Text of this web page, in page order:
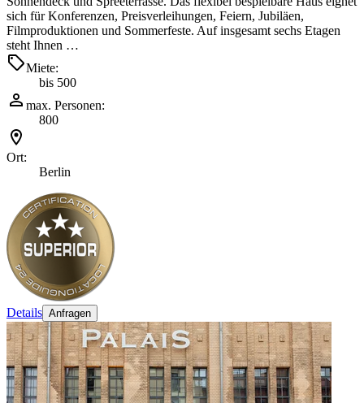
sich für Konferenzen, Preisverleihungen, Feiern, Jubiläen,
Filmproduktionen und Sommerfeste. Auf insgesamt sechs Etagen
steht Ihnen …
Miete:
bis 500
max. Personen:
800
Ort:
Berlin
Details Anfragen